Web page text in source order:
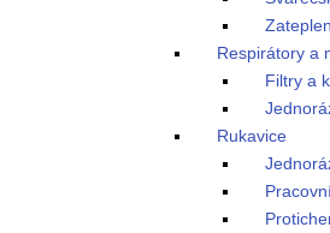
Respirátory a
Filtry a
Rukavice